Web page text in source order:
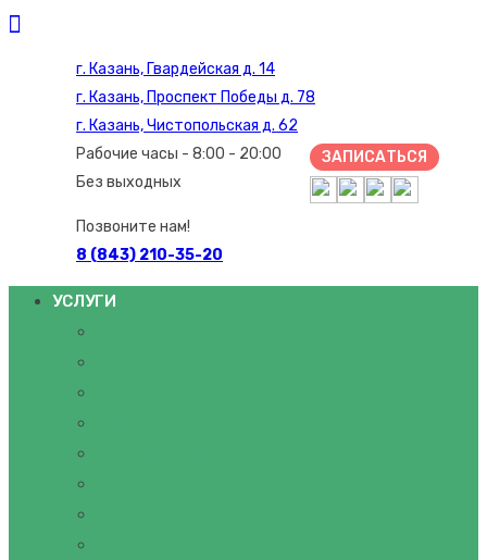
г. Казань, Гвардейская д. 14
г. Казань, Проспект Победы д. 78
г. Казань, Чистопольская д. 62
Рабочие часы - 8:00 - 20:00
Без выходных
ЗАПИСАТЬСЯ
Позвоните нам!
8 (843) 210-35-20
УСЛУГИ